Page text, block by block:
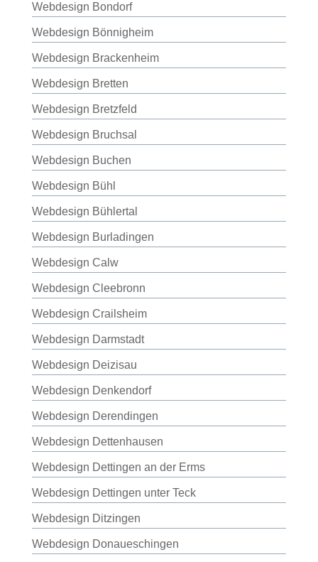
Webdesign Bondorf
Webdesign Bönnigheim
Webdesign Brackenheim
Webdesign Bretten
Webdesign Bretzfeld
Webdesign Bruchsal
Webdesign Buchen
Webdesign Bühl
Webdesign Bühlertal
Webdesign Burladingen
Webdesign Calw
Webdesign Cleebronn
Webdesign Crailsheim
Webdesign Darmstadt
Webdesign Deizisau
Webdesign Denkendorf
Webdesign Derendingen
Webdesign Dettenhausen
Webdesign Dettingen an der Erms
Webdesign Dettingen unter Teck
Webdesign Ditzingen
Webdesign Donaueschingen